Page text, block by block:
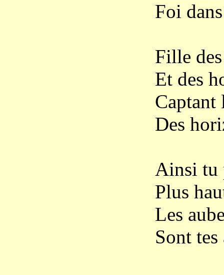
Foi
Fille
Et des
Captant
Des
Ainsi tu
Plus
Les
Sont